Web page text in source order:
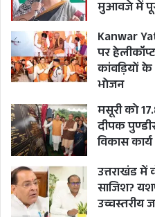
मुआवजे में
Kanwar
पर
कांवड़ियों
भोजन
मसूरी को
दीपक
विकास
उत्तराखंड में
साजिश?
उच्चस्तरीय